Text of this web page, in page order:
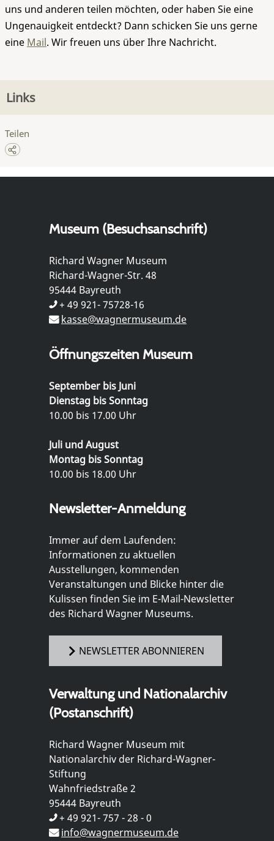
uns und anderen teilen möchten, oder haben Sie eine
Ungenauigkeit entdeckt? Dann schicken Sie uns gerne
eine Mail. Wir freuen uns über Ihre Nachricht.
Links
Teilen
Museum (Besuchsanschrift)
Richard Wagner Museum
Richard-Wagner-Str. 48
95444 Bayreuth
+ 49 921- 75728-16
kasse@wagnermuseum.de
Öffnungszeiten Museum
September bis Juni
Dienstag bis Sonntag
10.00 bis 17.00 Uhr
Juli und August
Montag bis Sonntag
10.00 bis 18.00 Uhr
Newsletter-Anmeldung
Immer auf dem Laufenden:
Informationen zu aktuellen
Ausstellungen, kommenden
Veranstaltungen und Blicke hinter die
Kulissen finden Sie im E-Mail-Newsletter
des Richard Wagner Museums.
NEWSLETTER ABONNIEREN
Verwaltung und Nationalarchiv
(Postanschrift)
Richard Wagner Museum mit
Nationalarchiv der Richard-Wagner-
Stiftung
Wahnfriedstraße 2
95444 Bayreuth
+ 49 921- 757 - 28 - 0
info@wagnermuseum.de